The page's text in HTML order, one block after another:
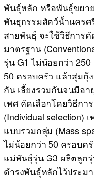
พันธุ์หลัก หรือพันธุ์ขยา
พันธุกรรมสัตว์น้ำนครศ
สายพันธุ์ จะใช้วิธีการ
มาตรฐาน
รุ่น G1 ไม่น้อยกว่า
50 ครอบครัว แล้วสุ่มกุ้
กัน เลี้ยงรวมกันจนมีอ
เพศ คัดเลือกโดยวิธีก
(Individual selection)
แบบรวมกลุ่ม (Mass
ไม่น้อยกว่า 50 ครอบค
แม่พันธุ์รุ่น G3 ผลิตลูก
ดำรงพันธุ์หลักไว้ประม